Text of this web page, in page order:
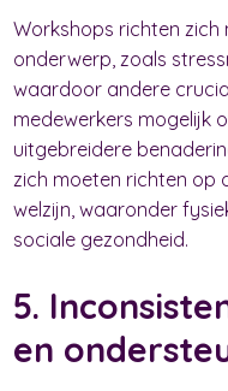
Workshops richten
onderwerp, zoals
waardoor andere
medewerkers mogelijk
uitgebreidere
zich moeten richten op
welzijn, waaronder
sociale gezondheid.
5.
en